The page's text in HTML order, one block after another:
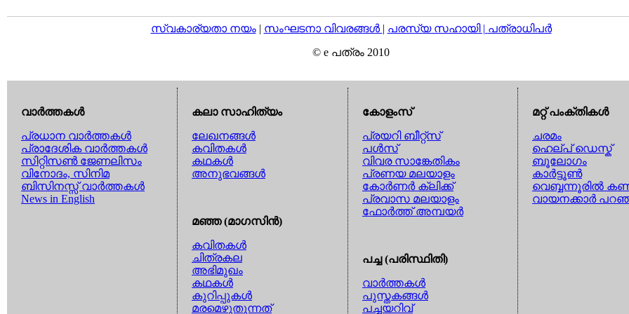
സ്വകാര്യതാ നയം| സംഘടനാ വിവരങ്ങള്‍ | പരസ്യ സഹായി | പത്രാധിപര്‍
© e പത്രം 2010
വാര്‍ത്തകള്‍
പ്രധാന വാര്‍ത്തകള്‍
പ്രാദേശിക വാര്‍ത്തകള്‍
സിറ്റിസണ്‍ ജേണലിസം
വിനോദം, സിനിമ
ബിസിനസ്സ് വാര്‍ത്തകള്‍
News in English
കലാ സാഹിത്യം
ലേഖനങ്ങള്‍
കവിതകള്‍
കഥകള്‍
അനുഭവങ്ങള്‍
മഞ്ഞ (മാഗസിന്‍)
കവിതകള്‍
ചിത്രകല
അഭിമുഖം
കഥകള്‍
കുറിപ്പുകള്‍
മരമെഴുതുന്നത്
കോളംസ്
പ്രയറി ബീറ്റ്സ്
പള്‍സ്
വിവര സാങ്കേതികം
പ്രണയ മലയാളം
കോര്‍ണര്‍ ക്ലിക്ക്
പ്രവാസ മലയാളം
ഫോര്‍ത്ത് അമ്പയര്‍
പച്ച (പരിസ്ഥിതി)
വാര്‍ത്തകള്‍
പുസ്തകങ്ങള്‍
പച്ചയറിവ്
മറ്റ് പംക്തികള്‍
ചരമം
ഹെല്പ് ഡെസ്ക്
ബൂലോഗം
കാര്‍ട്ടൂണ്‍
വെബ്ബന്നൂരില്‍
വായനക്കാര്‍